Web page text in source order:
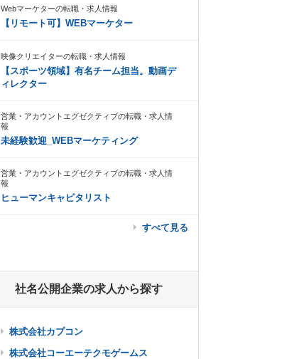
Webマーケターの転職・求人情報
【リモート可】WEBマーケター
映像クリエイターの転職・求人情報
【スポーツ領域】有名チーム担当。動画デ
ィレクター
営業・アカウントエグゼクティブの転職・求人情
報
未経験歓迎_WEBマーケティング
営業・アカウントエグゼクティブの転職・求人情
報
ヒューマンキャピタリスト
すべて見る
社名公開企業の求人から探す
株式会社カプコン
株式会社コーエーテクモゲームス